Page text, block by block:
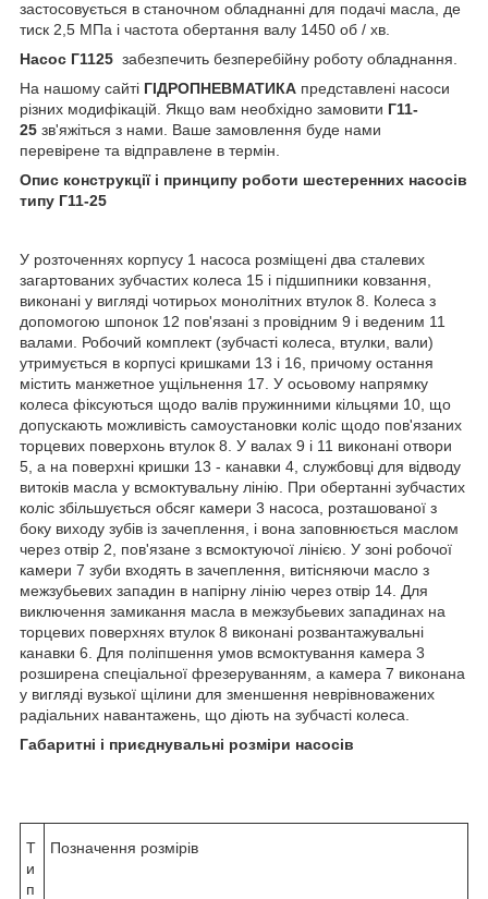
застосовується в станочном обладнанні для подачі масла, де
тиск 2,5 МПа і частота обертання валу 1450 об / хв.
Насос Г1125 забезпечить безперебійну роботу обладнання.
На нашому сайті ГІДРОПНЕВМАТИКА представлені насоси
різних модифікацій. Якщо вам необхідно замовити Г11-
25 зв'яжіться з нами. Ваше замовлення буде нами
перевірене та відправлене в термін.
Опис конструкції і принципу роботи шестеренних насосів
типу Г11-25
У розточеннях корпусу 1 насоса розміщені два сталевих
загартованих зубчастих колеса 15 і підшипники ковзання,
виконані у вигляді чотирьох монолітних втулок 8. Колеса з
допомогою шпонок 12 пов'язані з провідним 9 і веденим 11
валами. Робочий комплект (зубчасті колеса, втулки, вали)
утримується в корпусі кришками 13 і 16, причому остання
містить манжетное ущільнення 17. У осьовому напрямку
колеса фіксуються щодо валів пружинними кільцями 10, що
допускають можливість самоустановки коліс щодо пов'язаних
торцевих поверхонь втулок 8. У валах 9 і 11 виконані отвори
5, а на поверхні кришки 13 - канавки 4, службовці для відводу
витоків масла у всмоктувальну лінію. При обертанні зубчастих
коліс збільшується обсяг камери 3 насоса, розташованої з
боку виходу зубів із зачеплення, і вона заповнюється маслом
через отвір 2, пов'язане з всмоктуючої лінією. У зоні робочої
камери 7 зуби входять в зачеплення, витісняючи масло з
межзубьевих западин в напірну лінію через отвір 14. Для
виключення замикання масла в межзубьевих западинах на
торцевих поверхнях втулок 8 виконані розвантажувальні
канавки 6. Для поліпшення умов всмоктування камера 3
розширена спеціальної фрезеруванням, а камера 7 виконана
у вигляді вузької щілини для зменшення неврівноважених
радіальних навантажень, що діють на зубчасті колеса.
Габаритні і приєднувальні розміри насосів
Т
и
п
Позначення розмірів